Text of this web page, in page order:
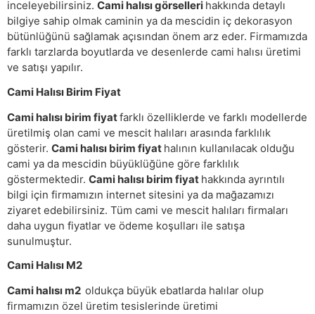
inceleyebilirsiniz. Cami halısı görselleri hakkında detaylı
bilgiye sahip olmak caminin ya da mescidin iç dekorasyon
bütünlüğünü sağlamak açısından önem arz eder. Firmamızda
farklı tarzlarda boyutlarda ve desenlerde cami halısı üretimi
ve satışı yapılır.
Cami Halısı Birim Fiyat
Cami halısı birim fiyatfarklı özelliklerde ve farklı modellerde
üretilmiş olan cami ve mescit halıları arasında farklılık
gösterir. Cami halısı birim fiyat halının kullanılacak olduğu
cami ya da mescidin büyüklüğüne göre farklılık
göstermektedir. Cami halısı birim fiyat hakkında ayrıntılı
bilgi için firmamızın internet sitesini ya da mağazamızı
ziyaret edebilirsiniz. Tüm cami ve mescit halıları firmaları
daha uygun fiyatlar ve ödeme koşulları ile satışa
sunulmuştur.
Cami Halısı M2
Cami halısı m2 oldukça büyük ebatlarda halılar olup
firmamızın özel üretim tesislerinde üretimi